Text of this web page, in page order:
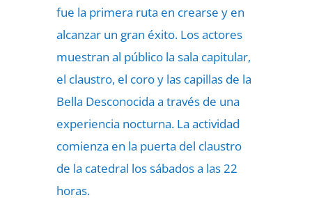
fue la primera ruta en crearse y en
alcanzar un gran éxito. Los actores
muestran al público la sala capitular,
el claustro, el coro y las capillas de la
Bella Desconocida a través de una
experiencia nocturna. La actividad
comienza en la puerta del claustro
de la catedral los sábados a las 22
horas.